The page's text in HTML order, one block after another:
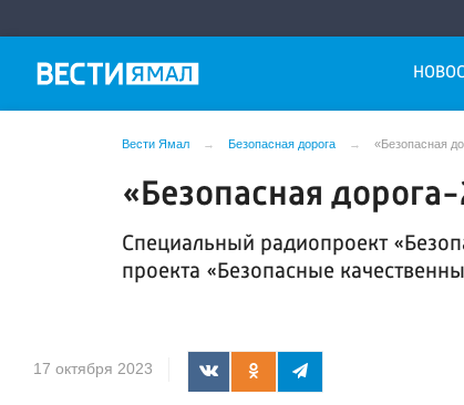
Вести Ямал Безопасная дорога «Безопасная
«Безопасная
Специальный радиопроект
проекта «Безопасные
17 октября 2023